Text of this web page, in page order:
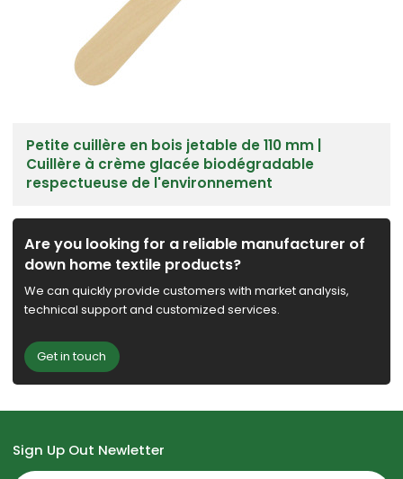
Petite cuillère en bois jetable de 110 mm |
Cuillère à crème glacée biodégradable
respectueuse de l'environnement
Are you looking for a reliable manufacturer of
down home textile products?
We can quickly provide customers with market analysis,
technical support and customized services.
Get in touch
Sign Up Out Newletter